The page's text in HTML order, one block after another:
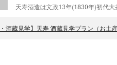
・酒蔵見学】天寿 酒蔵見学プラン（お土産